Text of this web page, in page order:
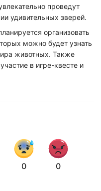
проведут
удивительных зверей.
организовать
можно будет узнать
животных. Также
в игре-квесте и
0 0